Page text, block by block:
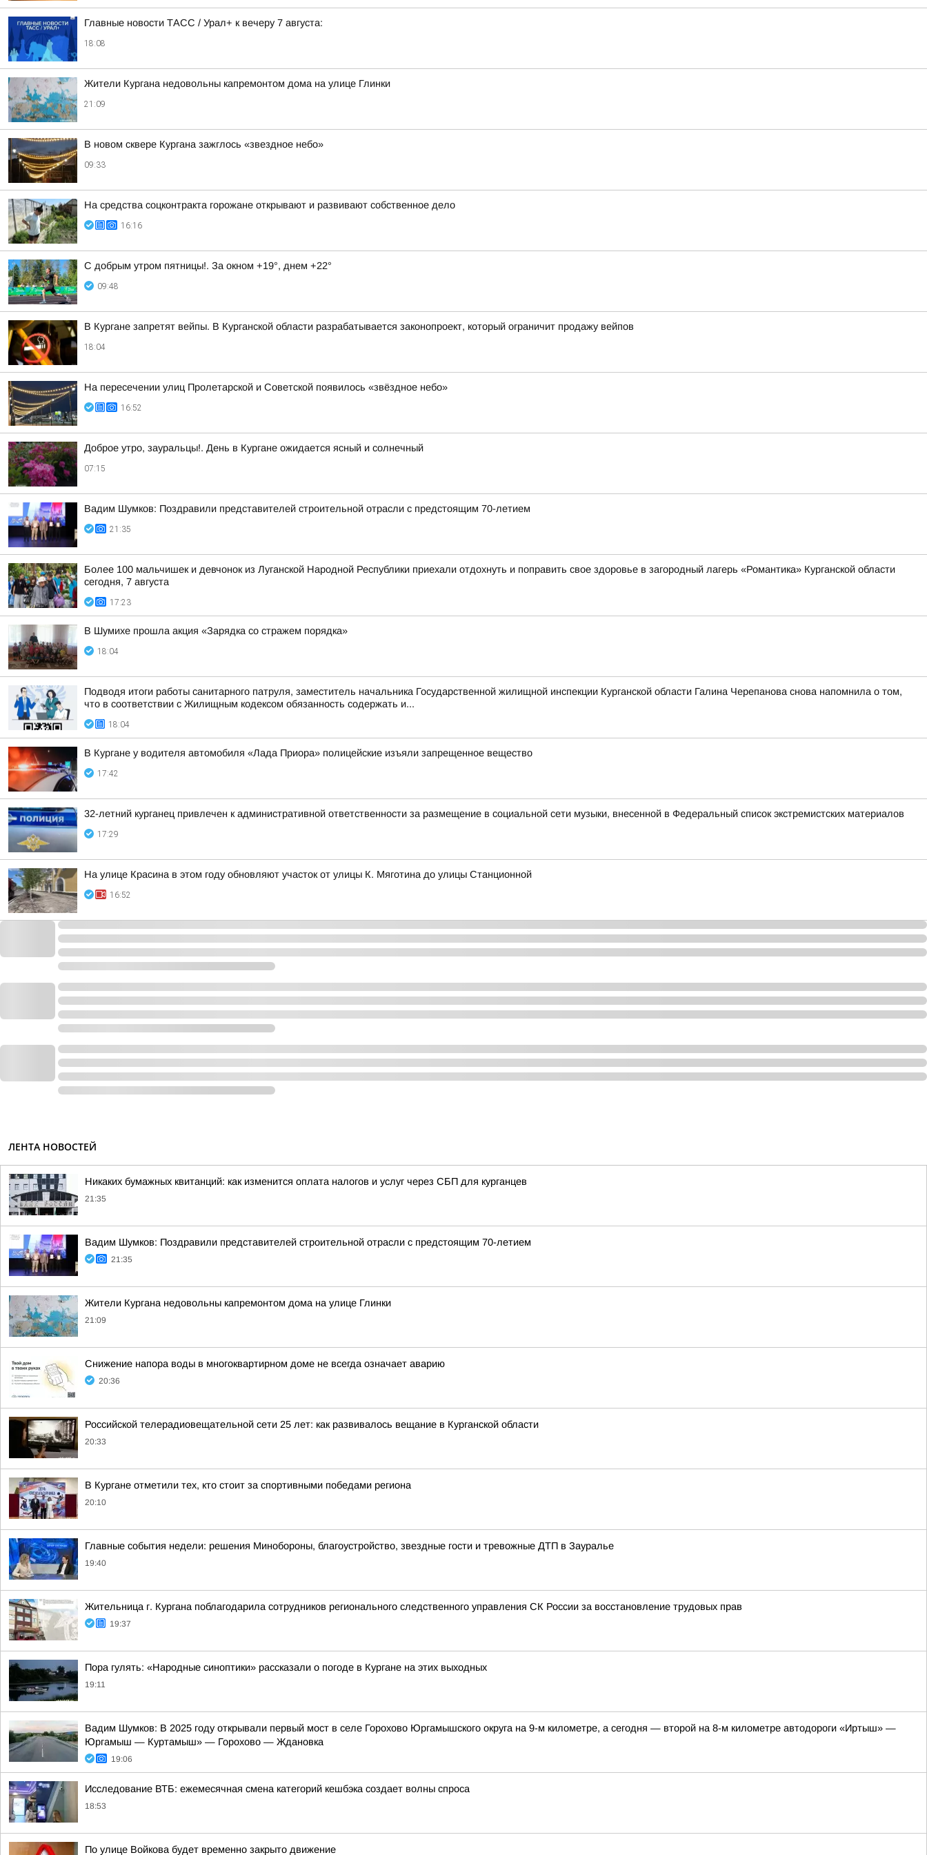
Главные новости ТАСС / Урал+ к вечеру 7 августа:
18:08
Жители Кургана недовольны капремонтом дома на улице Глинки
21:09
В новом сквере Кургана зажглось «звездное небо»
09:33
На средства соцконтракта горожане открывают и развивают собственное дело
16:16
С добрым утром пятницы!. За окном +19°, днем +22°
09:48
В Кургане запретят вейпы. В Курганской области разрабатывается законопроект, который ограничит продажу вейпов
18:04
На пересечении улиц Пролетарской и Советской появилось «звёздное небо»
16:52
Доброе утро, зауральцы!. День в Кургане ожидается ясный и солнечный
07:15
Вадим Шумков: Поздравили представителей строительной отрасли с предстоящим 70-летием
21:35
Более 100 мальчишек и девчонок из Луганской Народной Республики приехали отдохнуть и поправить свое здоровье в загородный лагерь «Романтика» Курганской области
сегодня, 7 августа
17:23
В Шумихе прошла акция «Зарядка со стражем порядка»
18:04
Подводя итоги работы санитарного патруля, заместитель начальника Государственной жилищной инспекции Курганской области Галина Черепанова снова напомнила о том,
что в соответствии с Жилищным кодексом обязанность содержать и...
18:04
В Кургане у водителя автомобиля «Лада Приора» полицейские изъяли запрещенное вещество
17:42
32-летний курганец привлечен к административной ответственности за размещение в социальной сети музыки, внесенной в Федеральный список экстремистских материалов
17:29
На улице Красина в этом году обновляют участок от улицы К. Мяготина до улицы Станционной
16:52
ЛЕНТА НОВОСТЕЙ
Никаких бумажных квитанций: как изменится оплата налогов и услуг через СБП для курганцев
21:35
Вадим Шумков: Поздравили представителей строительной отрасли с предстоящим 70-летием
21:35
Жители Кургана недовольны капремонтом дома на улице Глинки
21:09
Снижение напора воды в многоквартирном доме не всегда означает аварию
20:36
Российской телерадиовещательной сети 25 лет: как развивалось вещание в Курганской области
20:33
В Кургане отметили тех, кто стоит за спортивными победами региона
20:10
Главные события недели: решения Минобороны, благоустройство, звездные гости и тревожные ДТП в Зауралье
19:40
Жительница г. Кургана поблагодарила сотрудников регионального следственного управления СК России за восстановление трудовых прав
19:37
Пора гулять: «Народные синоптики» рассказали о погоде в Кургане на этих выходных
19:11
Вадим Шумков: В 2025 году открывали первый мост в селе Горохово Юргамышского округа на 9-м километре, а сегодня — второй на 8-м километре автодороги «Иртыш» —
Юргамыш — Куртамыш» — Горохово — Ждановка
19:06
Исследование ВТБ: ежемесячная смена категорий кешбэка создает волны спроса
18:53
По улице Войкова будет временно закрыто движение